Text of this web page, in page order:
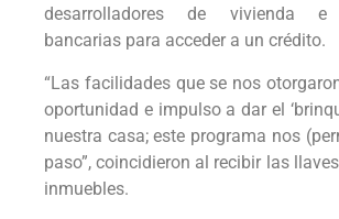
desarrolladores de vivienda e
bancarias para acceder a un crédito.
“Las facilidades que se nos
oportunidad e impulso a dar el
nuestra casa; este programa nos
paso”, coincidieron al recibir las
inmuebles.